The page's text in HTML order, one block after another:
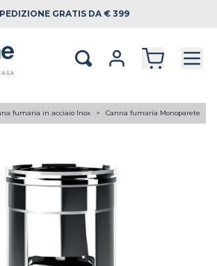
GRATIS DA € 399
fumaria in acciaio Inox Canna fumaria Monoparete